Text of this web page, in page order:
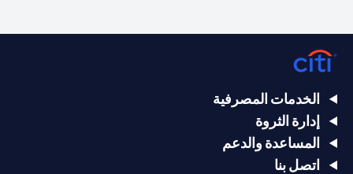
الخدمات المصرفية
إدارة الثروة
المساعدة والدعم
اتصل بنا